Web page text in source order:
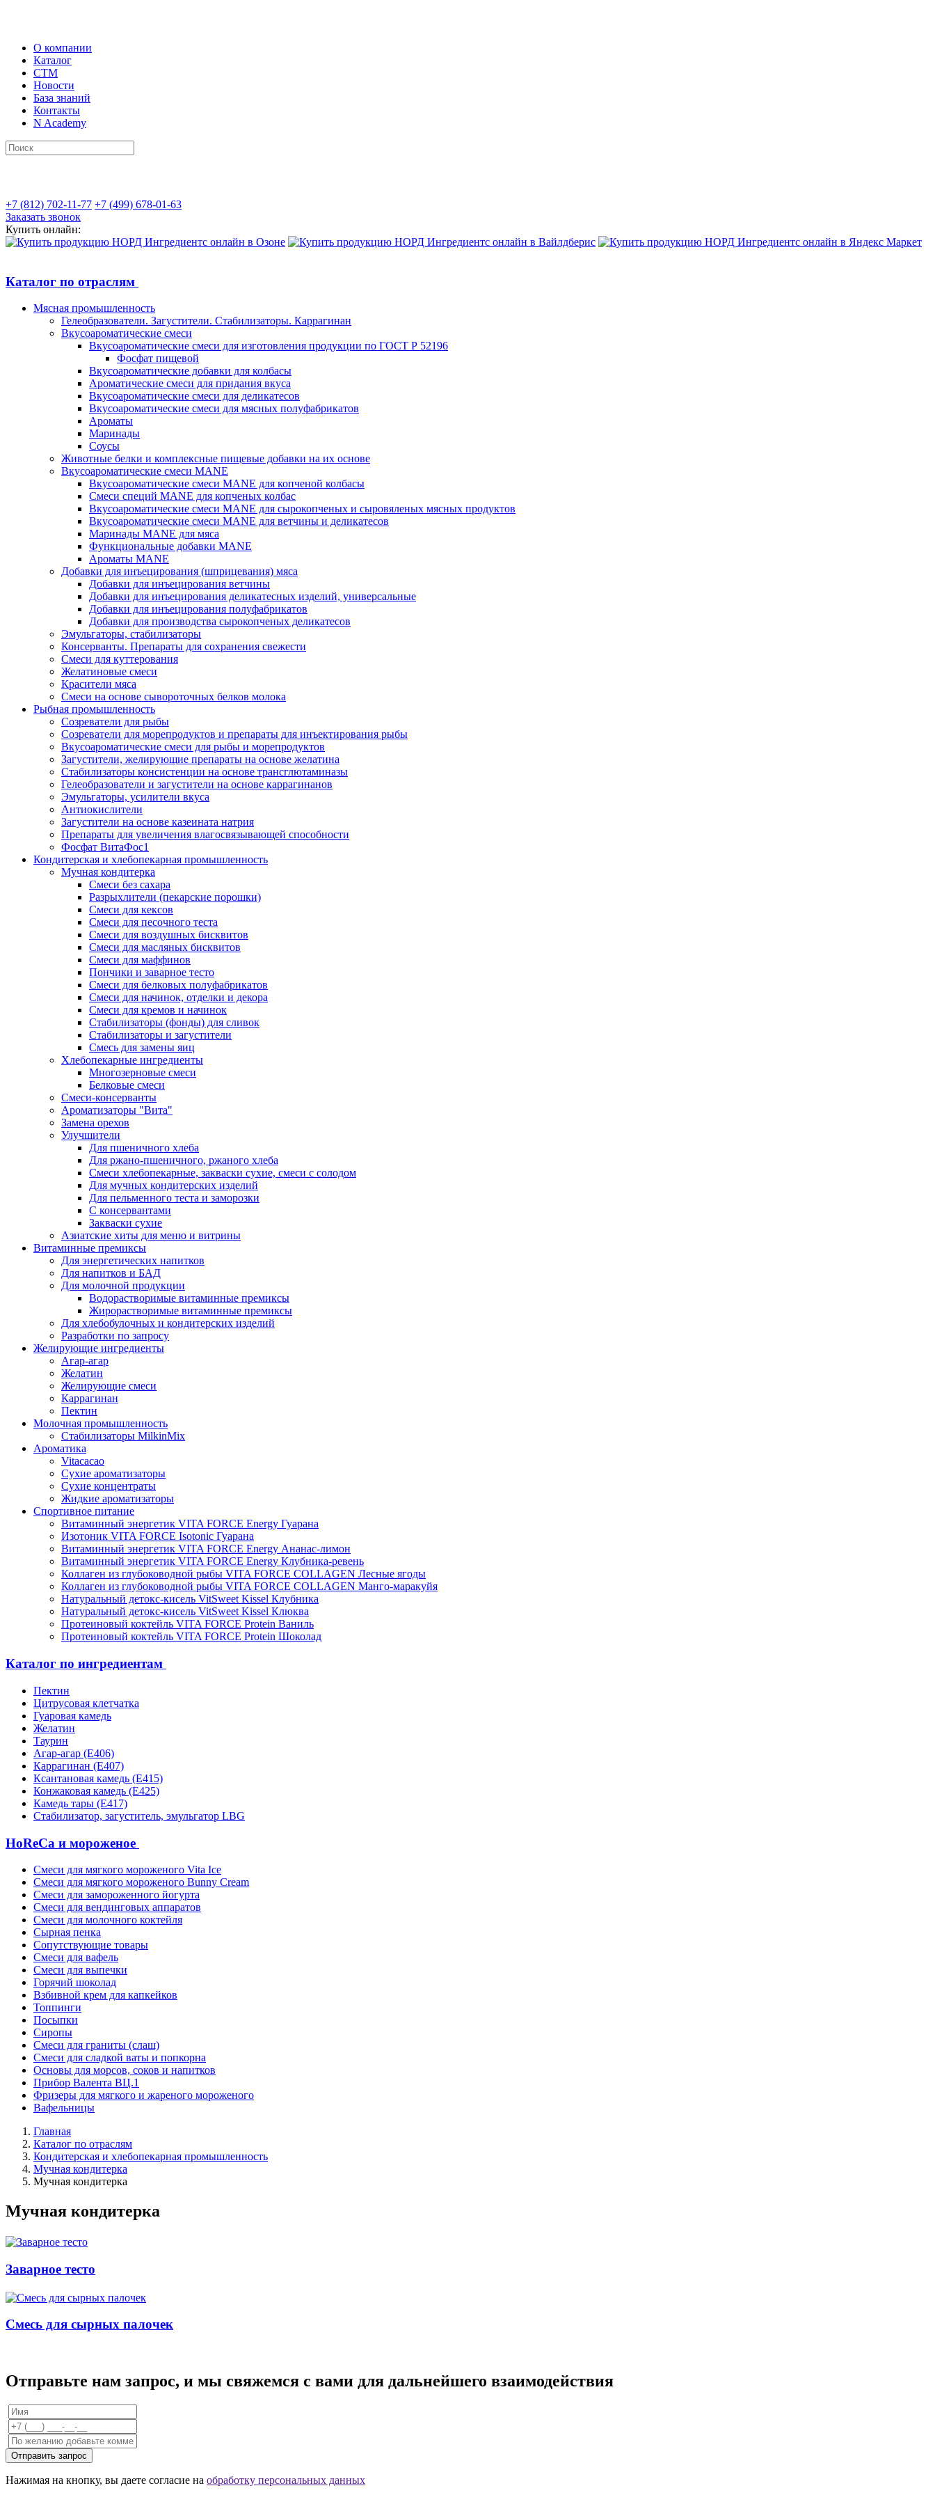
О компании
Каталог
СТМ
Новости
База знаний
Контакты
N Academy
+7 (812) 702-11-77 +7 (499) 678-01-63
Заказать звонок
Купить онлайн:
Каталог по отраслям
Мясная промышленность
Гелеобразователи. Загустители. Стабилизаторы. Каррагинан
Вкусоароматические смеси
Вкусоароматические смеси для изготовления продукции по ГОСТ Р 52196
Фосфат пищевой
Вкусоароматические добавки для колбасы
Ароматические смеси для придания вкуса
Вкусоароматические смеси для деликатесов
Вкусоароматические смеси для мясных полуфабрикатов
Ароматы
Маринады
Соусы
Животные белки и комплексные пищевые добавки на их основе
Вкусоароматические смеси MANE
Вкусоароматические смеси MANE для копченой колбасы
Смеси специй MANE для копченых колбас
Вкусоароматические смеси MANE для сырокопченых и сыровяленых мясных продуктов
Вкусоароматические смеси MANE для ветчины и деликатесов
Маринады MANE для мяса
Функциональные добавки MANE
Ароматы MANE
Добавки для инъецирования (шприцевания) мяса
Добавки для инъецирования ветчины
Добавки для инъецирования деликатесных изделий, универсальные
Добавки для инъецирования полуфабрикатов
Добавки для производства сырокопченых деликатесов
Эмульгаторы, стабилизаторы
Консерванты. Препараты для сохранения свежести
Смеси для куттерования
Желатиновые смеси
Красители мяса
Смеси на основе сывороточных белков молока
Рыбная промышленность
Созреватели для рыбы
Созреватели для морепродуктов и препараты для инъектирования рыбы
Вкусоароматические смеси для рыбы и морепродуктов
Загустители, желирующие препараты на основе желатина
Стабилизаторы консистенции на основе трансглютаминазы
Гелеобразователи и загустители на основе каррагинанов
Эмульгаторы, усилители вкуса
Антиокислители
Загустители на основе казеината натрия
Препараты для увеличения влагосвязывающей способности
Фосфат ВитаФос1
Кондитерская и хлебопекарная промышленность
Мучная кондитерка
Смеси без сахара
Разрыхлители (пекарские порошки)
Смеси для кексов
Смеси для песочного теста
Смеси для воздушных бисквитов
Смеси для масляных бисквитов
Смеси для маффинов
Пончики и заварное тесто
Cмеси для белковых полуфабрикатов
Смеси для начинок, отделки и декора
Смеси для кремов и начинок
Стабилизаторы (фонды) для сливок
Стабилизаторы и загустители
Смесь для замены яиц
Хлебопекарные ингредиенты
Многозерновые смеси
Белковые смеси
Смеси-консерванты
Ароматизаторы "Вита"
Замена орехов
Улучшители
Для пшеничного хлеба
Для ржано-пшеничного, ржаного хлеба
Смеси хлебопекарные, закваски сухие, смеси с солодом
Для мучных кондитерских изделий
Для пельменного теста и заморозки
С консервантами
Закваски сухие
Азиатские хиты для меню и витрины
Витаминные премиксы
Для энергетических напитков
Для напитков и БАД
Для молочной продукции
Водорастворимые витаминные премиксы
Жирорастворимые витаминные премиксы
Для хлебобулочных и кондитерских изделий
Разработки по запросу
Желирующие ингредиенты
Агар-агар
Желатин
Желирующие смеси
Каррагинан
Пектин
Молочная промышленность
Стабилизаторы MilkinMix
Ароматика
Vitacacao
Сухие ароматизаторы
Сухие концентраты
Жидкие ароматизаторы
Спортивное питание
Витаминный энергетик VITA FORCE Energy Гуарана
Изотоник VITA FORCE Isotonic Гуарана
Витаминный энергетик VITA FORCE Energy Ананас-лимон
Витаминный энергетик VITA FORCE Energy Клубника-ревень
Коллаген из глубоководной рыбы VITA FORCE COLLAGEN Лесные ягоды
Коллаген из глубоководной рыбы VITA FORCE COLLAGEN Манго-маракуйя
Натуральный детокс-кисель VitSweet Kissel Клубника
Натуральный детокс-кисель VitSweet Kissel Клюква
Протеиновый коктейль VITA FORCE Protein Ваниль
Протеиновый коктейль VITA FORCE Protein Шоколад
Каталог по ингредиентам
Пектин
Цитрусовая клетчатка
Гуаровая камедь
Желатин
Таурин
Агар-агар (Е406)
Каррагинан (Е407)
Ксантановая камедь (Е415)
Конжаковая камедь (Е425)
Камедь тары (Е417)
Стабилизатор, загуститель, эмульгатор LBG
HoReCa и мороженое
Смеси для мягкого мороженого Vita Ice
Смеси для мягкого мороженого Bunny Cream
Смеси для замороженного йогурта
Смеси для вендинговых аппаратов
Смеси для молочного коктейля
Сырная пенка
Сопутствующие товары
Смеси для вафель
Смеси для выпечки
Горячий шоколад
Взбивной крем для капкейков
Топпинги
Посыпки
Сиропы
Смеси для граниты (слаш)
Смеси для сладкой ваты и попкорна
Основы для морсов, соков и напитков
Прибор Валента ВЦ.1
Фризеры для мягкого и жареного мороженого
Вафельницы
Главная
Каталог по отраслям
Кондитерская и хлебопекарная промышленность
Мучная кондитерка
Мучная кондитерка
Мучная кондитерка
Заварное тесто
Смесь для сырных палочек
Отправьте нам запрос, и мы свяжемся с вами для дальнейшего взаимодействия
Отправить запрос
Нажимая на кнопку, вы даете согласие на обработку персональных данных